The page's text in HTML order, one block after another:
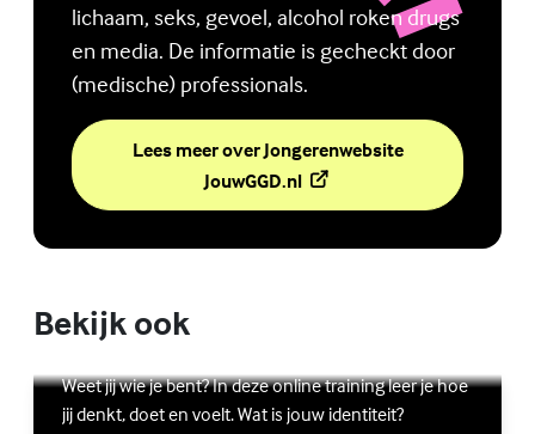
lichaam, seks, gevoel, alcohol roken drugs
en media. De informatie is gecheckt door
(medische) professionals.
Lees meer over Jongerenwebsite
JouwGGD.nl(Externe link)
Bekijk ook
Online zelfhulptraining - Wie ben ik?
Weet jij wie je bent? In deze online training leer je hoe
jij denkt, doet en voelt. Wat is jouw identiteit?
Lees meer over Online zelfhulptraining - Wie ben ik?
(Externe link)